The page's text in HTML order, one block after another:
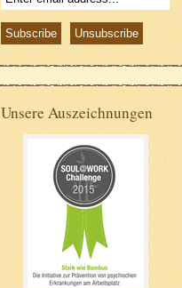
Unsere Auszeichnungen